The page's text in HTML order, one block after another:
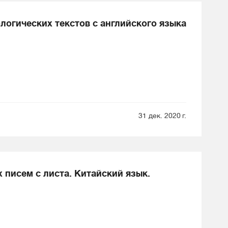
текстов с английского языка
31 дек. 2020 г.
с листа. Китайский язык.